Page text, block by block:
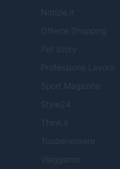
Notizie.it
Offerte Shopping
Pet Story
Professione Lavoro
Sport Magazine
Style24
Think.it
Tuobenessere
Viaggiamo